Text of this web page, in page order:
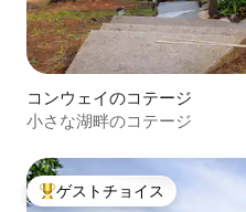
コンウェイのコテージ
小さな湖畔のコテージ
大好評のゲストチョイスです。
ゲストチョイス